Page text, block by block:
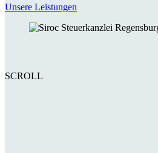
Unsere Leistungen
SCROLL